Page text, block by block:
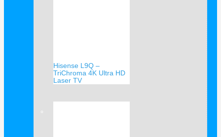
Hisense L9Q –
TriChroma 4K Ultra HD
Laser TV